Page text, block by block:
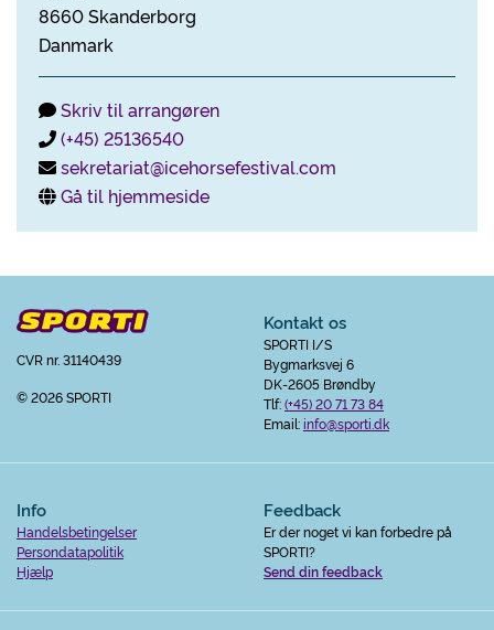
8660 Skanderborg
Danmark
Skriv til arrangøren
(+45) 25136540
sekretariat@icehorsefestival.com
Gå til hjemmeside
CVR nr. 31140439
© 2026 SPORTI
Kontakt os
SPORTI I/S
Bygmarksvej 6
DK-2605 Brøndby
Tlf:(+45) 20 71 73 84
Email:info@sporti.dk
Info
Handelsbetingelser
Persondatapolitik
Hjælp
Feedback
Er der noget vi kan forbedre på
SPORTI?
Send din feedback